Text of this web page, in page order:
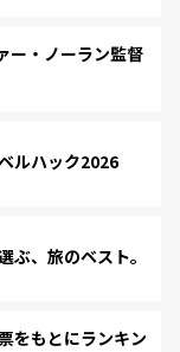
ー・ノーラン監督
ルハック2026
、旅のベスト。
をもとにランキン